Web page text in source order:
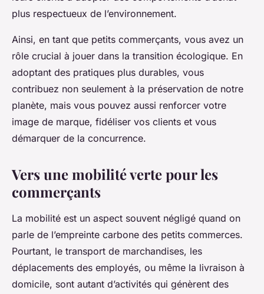
plus respectueux de l’environnement.
Ainsi, en tant que petits commerçants, vous avez un
rôle crucial à jouer dans la transition écologique. En
adoptant des pratiques plus durables, vous
contribuez non seulement à la préservation de notre
planète, mais vous pouvez aussi renforcer votre
image de marque, fidéliser vos clients et vous
démarquer de la concurrence.
Vers une mobilité verte pour les
commerçants
La mobilité est un aspect souvent négligé quand on
parle de l’empreinte carbone des petits commerces.
Pourtant, le transport de marchandises, les
déplacements des employés, ou même la livraison à
domicile, sont autant d’activités qui génèrent des